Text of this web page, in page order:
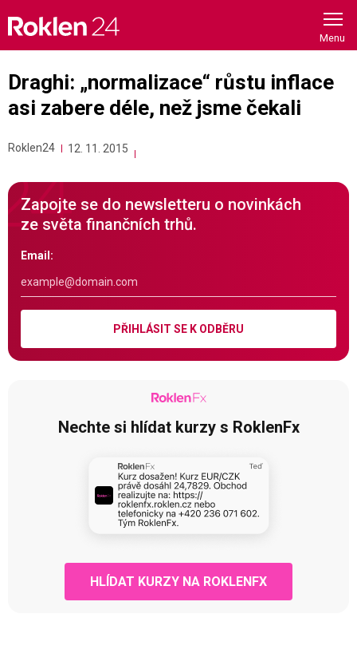
content
Draghi: „normalizace“ růstu inflace
asi zabere déle, než jsme čekali
Roklen24 12. 11. 2015
Zapojte se do newsletteru o novinkách
ze světa finančních trhů.
Email:
PŘIHLÁSIT SE K ODBĚRU
Nechte si hlídat kurzy s RoklenFx
HLÍDAT KURZY NA ROKLENFX